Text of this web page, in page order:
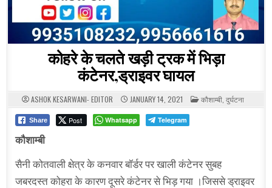
कोहरे के चलते खड़ी ट्रक में भिड़ा
कंटेनर,ड्राइवर घायल
ASHOK KESARWANI- EDITOR JANUARY 14, 2021 POSTED
IN
कौशाम्बी दुर्घटना
Share Post Whatsapp Telegram
कौशाम्बी
सैनी कोतवाली क्षेत्र के कनवार बॉर्डर पर खाली कंटेनर सुबह
जबरदस्त कोहरा के कारण दूसरे कंटेनर से भिड़ गया ।जिससे ड्राइवर